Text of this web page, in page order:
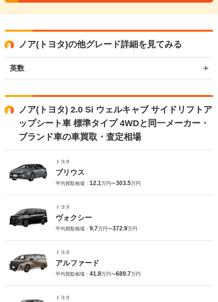
ノア(トヨタ)の他グレード詳細を見てみる
英数
ノア(トヨタ) 2.0 Si ウェルキャブ サイドリフトア
ップシート車 標準タイプ 4WDと同一メーカー・
ブランド車の車買取・査定相場
トヨタ
プリウス
平均買取相場： 12.1万円〜303.5万円
トヨタ
ヴォクシー
平均買取相場： 9.7万円〜372.9万円
トヨタ
アルファード
平均買取相場： 41.8万円〜689.7万円
トヨタ